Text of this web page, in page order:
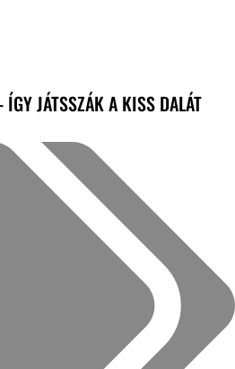
JÁTSSZÁK A KISS DALÁT